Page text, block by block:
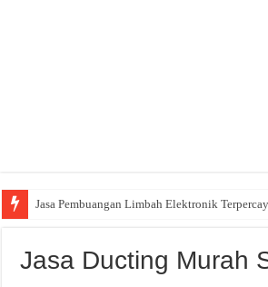
Jasa Pembuangan Limbah Elektronik
Jasa Ducting Murah